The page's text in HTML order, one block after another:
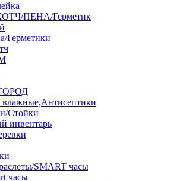
ПЕНА/Герметик
Герметики
влажные,Антисептики
Стойки
инвентарь
SMART часы
часы